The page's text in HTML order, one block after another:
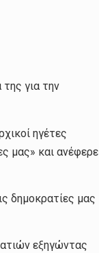
για την
ηγέτες
μας» και ανέφερε
δημοκρατίες μας
εξηγώντας